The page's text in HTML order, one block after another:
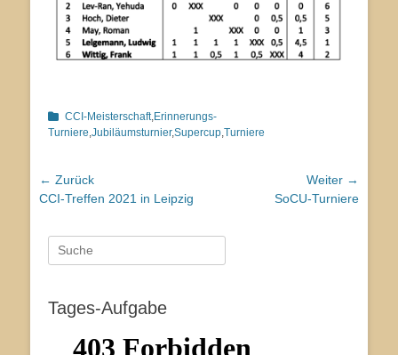
Kategorien
CCI-Meisterschaft,Erinnerungs-
Turniere,Jubiläumsturnier,Supercup,Turniere
Beitragsnavigation
← Zurück
Vorhergehender
CCI-Treffen 2021 in Leipzig
Weiter →
SoCU-Turniere
Suche
nach:
Tages-Aufgabe